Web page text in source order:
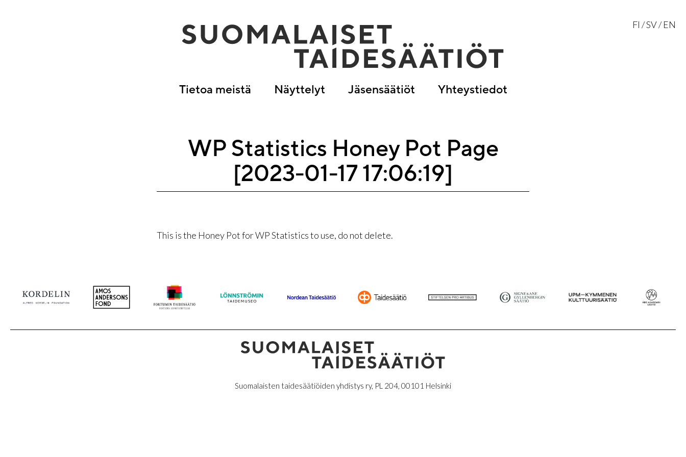
FI SV EN
Tietoa meistä Näyttelyt Jäsensäätiöt Yhteystiedot
WP Statistics Honey Pot Page
[2023-01-17 17:06:19]
This is the Honey Pot for WP Statistics to use, do not delete.
Suomalaisten taidesäätiöiden yhdistys ry, PL 204, 00101 Helsinki